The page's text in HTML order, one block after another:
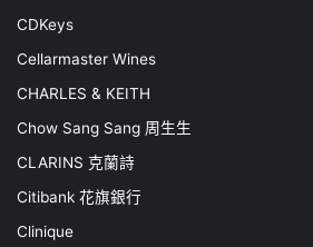
CDKeys
Cellarmaster Wines
CHARLES & KEITH
Chow Sang Sang 周生生
CLARINS 克蘭詩
Citibank 花旗銀行
Clinique